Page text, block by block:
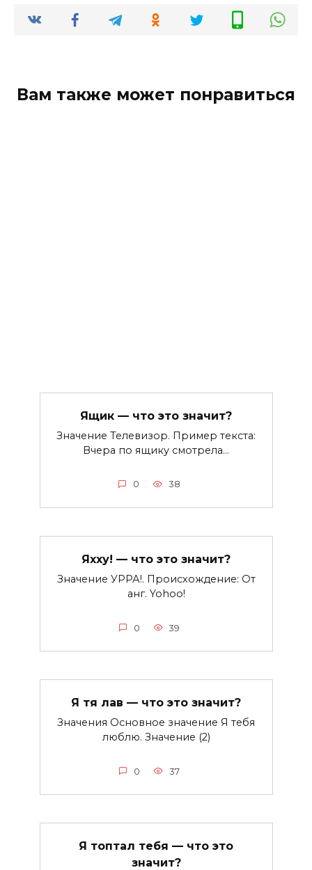
Вам также может понравиться
Ящик — что это значит?
Значение Телевизор. Пример текста:
Вчера по ящику смотрела…
0 38
Яхху! — что это значит?
Значение УРРА!. Происхождение: От
анг. Yohoo!
0 39
Я тя лав — что это значит?
Значения Основное значение Я тебя
люблю. Значение (2)
0 37
Я топтал тебя — что это
значит?